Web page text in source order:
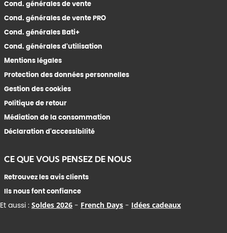
Cond. générales de vente
Cond. générales de vente PRO
Cond. générales Bati+
Cond. générales d'utilisation
Mentions légales
Protection des données personnelles
Gestion des cookies
Politique de retour
Médiation de la consommation
Déclaration d'accessibilité
CE QUE VOUS PENSEZ DE NOUS
Retrouvez les avis clients
Ils nous font confiance
Et aussi : Soldes 2026 - French Days - Idées cadeaux